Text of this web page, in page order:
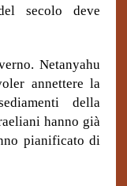
secolo deve
Netanyahu
annettere la
della
hanno già
pianificato di